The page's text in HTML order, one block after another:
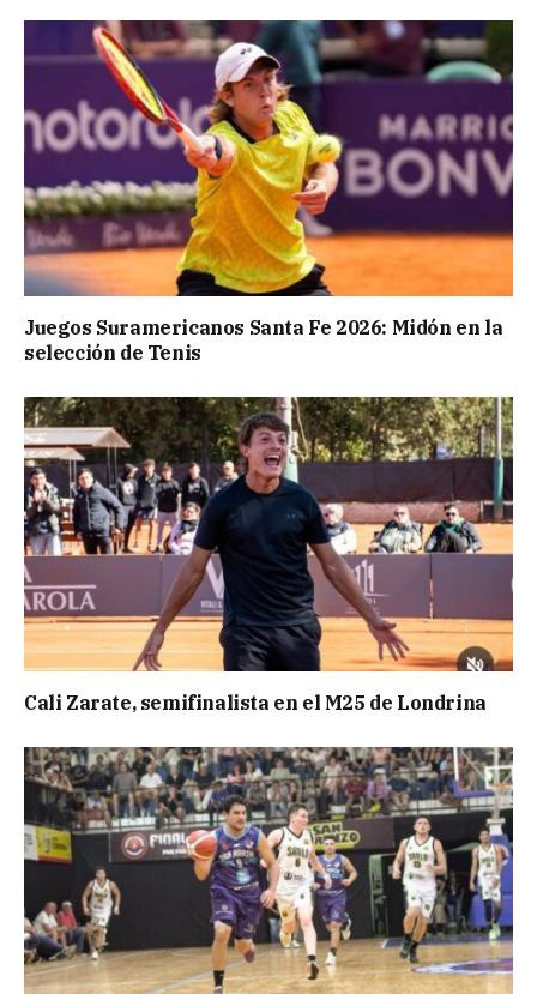
Juegos Suramericanos Santa Fe 2026: Midón en la
selección de Tenis
Cali Zarate, semifinalista en el M25 de Londrina